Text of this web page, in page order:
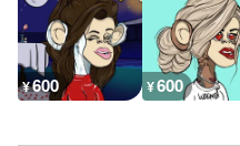
¥600 ¥600